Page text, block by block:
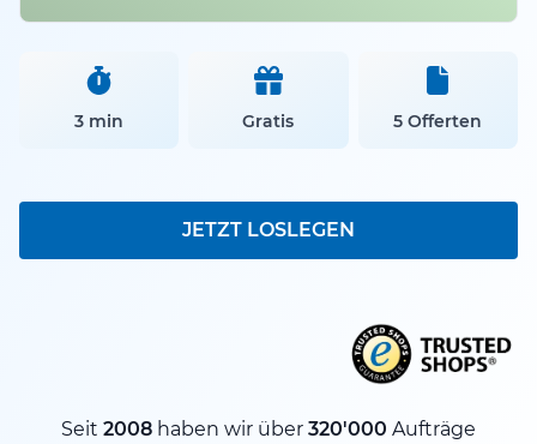
3 min Gratis 5 Offerten
JETZT LOSLEGEN
Seit 2008 haben wir über 320'000 Aufträge